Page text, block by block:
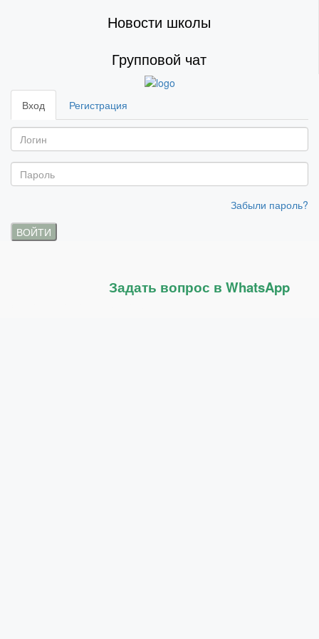
Новости школы
Групповой чат
Вход Регистрация
Забыли пароль?
ВОЙТИ
Задать вопрос в WhatsApp